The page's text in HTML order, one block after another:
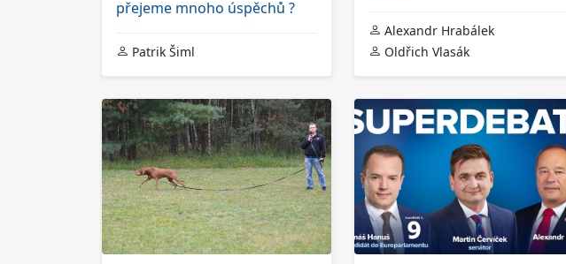
přejeme mnoho úspěchů ?
Patrik Šiml
Alexandr Hrabálek
Oldřich Vlasák